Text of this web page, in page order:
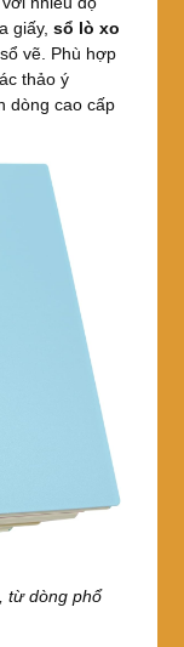
giấy, sổ lò xo
vẽ. Phù hợp
thảo ý
dòng cao cấp
từ dòng phổ